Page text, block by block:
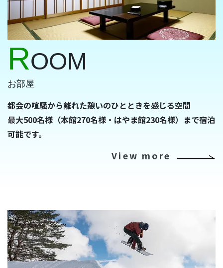
ROOM
お部屋
都会の喧騒から離れた憩いのひとときを感じる空間
最大500名様（本館270名様・はやま館230名様）まで宿泊
可能です。
View more